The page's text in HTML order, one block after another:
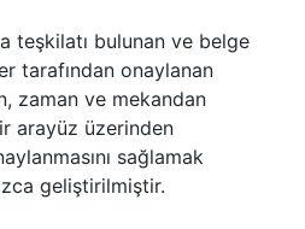
teşkilatı bulunan ve belge
tarafından onaylanan
zaman ve mekandan
arayüz üzerinden
sağlamak
geliştirilmiştir.